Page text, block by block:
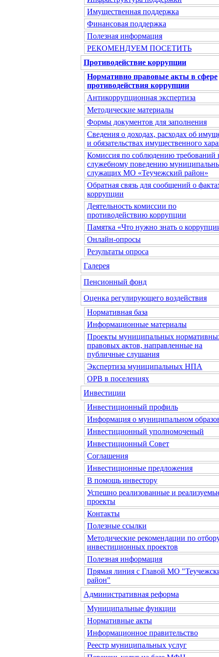
Имущественная поддержка
Финансовая поддержка
Полезная информация
РЕКОМЕНДУЕМ ПОСЕТИТЬ
Противодействие коррупции
Нормативно правовые акты в сфере
противодействия коррупции
Антикоррупционная экспертиза
Методические материалы
Формы документов для заполнения
Сведения о доходах, расходах об
и обязательствах имущественного
Комиссия по соблюдению требований
служебному поведению
служащих МО «Теучежский район»
Обратная связь для сообщений о
коррупции
Деятельность комиссии по
противодействию коррупции
Памятка «Что нужно знать о
Онлайн-опросы
Результаты опроса
Галерея
Пенсионный фонд
Оценка регулирующего воздействия
Нормативная база
Информационные материалы
Проекты муниципальных
правовых актов, направленные на
публичные слушания
Экспертиза муниципальных НПА
ОРВ в поселениях
Инвестиции
Инвестиционный профиль
Информация о муниципальном
Инвестиционный уполномоченый
Инвестиционный Совет
Соглашения
Инвестиционные предложения
В помощь инвестору
Успешно реализованные и
проекты
Контакты
Полезные ссылки
Методические рекомендации по
инвестиционных проектов
Полезная информация
Прямая линия с Главой МО
район"
Административная реформа
Муниципальные функции
Нормативные акты
Информационное правительство
Реестр муниципальных услуг